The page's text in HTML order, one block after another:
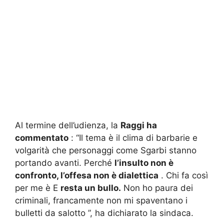
Al termine dell’udienza, la Raggi ha
commentato : “Il tema è il clima di barbarie e
volgarità che personaggi come Sgarbi stanno
portando avanti. Perché l’insulto non è
confronto, l’offesa non è dialettica . Chi fa così
per me è E resta un bullo. Non ho paura dei
criminali, francamente non mi spaventano i
bulletti da salotto ”, ha dichiarato la sindaca.